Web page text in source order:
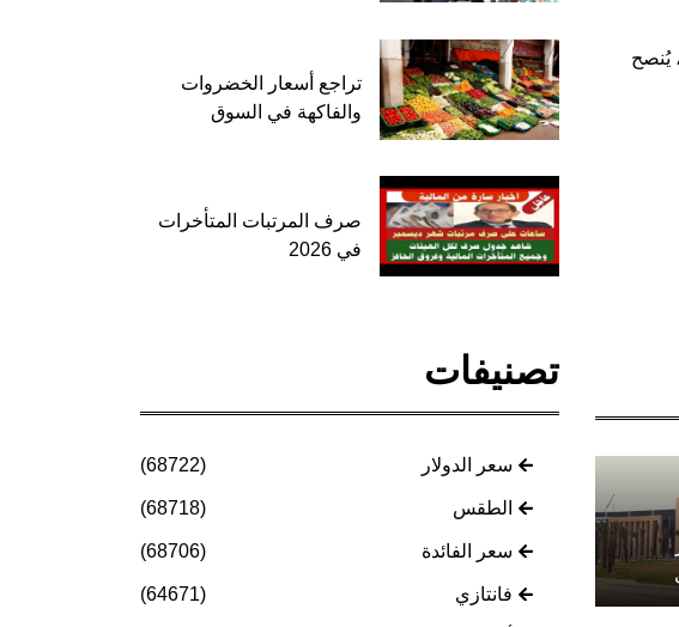
يُنصح
تراجع أسعار الخضروات
والفاكهة في السوق
صرف المرتبات المتأخرات
في 2026
تصنيفات
سعر الدولار (68722)
الطقس (68718)
سعر الفائدة (68706)
فانتازي (64671)